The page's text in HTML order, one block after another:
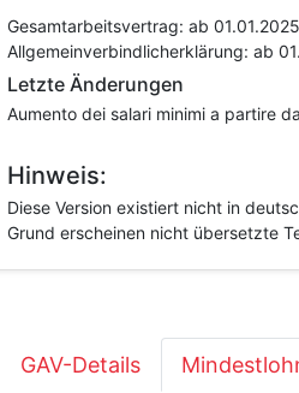
Gesamtarbeitsvertrag: ab 01.01.2025
Allgemeinverbindlicherklärung: ab
Letzte Änderungen
Aumento dei salari minimi a partire
Hinweis:
Diese Version existiert nicht in
Grund erscheinen nicht übersetzte
GAV-Details